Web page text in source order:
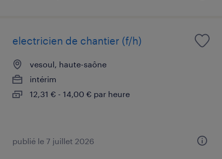
electricien de chantier (f/h)
vesoul, haute-saône
intérim
12,31 € - 14,00 € par heure
publié le 7 juillet 2026